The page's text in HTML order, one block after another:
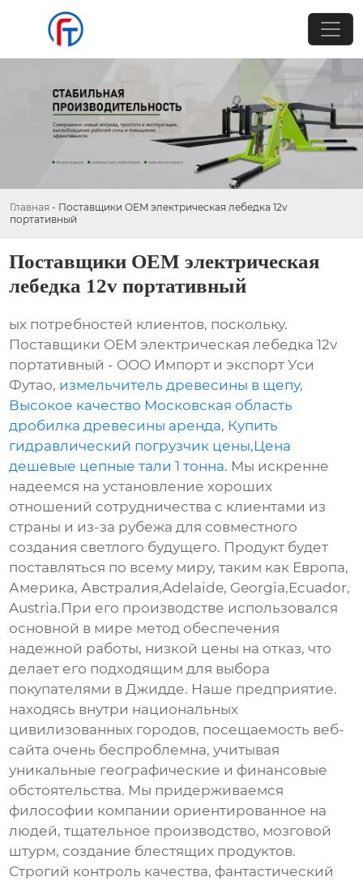
Главная - Поставщики OEM электрическая лебедка 12v
портативный
Поставщики OEM электрическая
лебедка 12v портативный
ых потребностей клиентов, поскольку.
Поставщики OEM электрическая лебедка 12v
портативный - ООО Импорт и экспорт Уси
Футао, измельчитель древесины в щепу,
Высокое качество Московская область
дробилка древесины аренда, Купить
гидравлический погрузчик цены,Цена
дешевые цепные тали 1 тонна. Мы искренне
надеемся на установление хороших
отношений сотрудничества с клиентами из
страны и из-за рубежа для совместного
создания светлого будущего. Продукт будет
поставляться по всему миру, таким как Европа,
Америка, Австралия,Adelaide, Georgia,Ecuador,
Austria.При его производстве использовался
основной в мире метод обеспечения
надежной работы, низкой цены на отказ, что
делает его подходящим для выбора
покупателями в Джидде. Наше предприятие.
находясь внутри национальных
цивилизованных городов, посещаемость веб-
сайта очень беспроблемна, учитывая
уникальные географические и финансовые
обстоятельства. Мы придерживаемся
философии компании ориентированное на
людей, тщательное производство, мозговой
штурм, создание блестящих продуктов.
Строгий контроль качества, фантастический